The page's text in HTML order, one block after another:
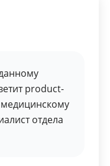
product-
отдела